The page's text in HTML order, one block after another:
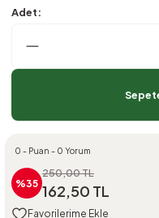
Adet:
0 - Puan - 0 Yorum
%35
250,00 TL
162,50 TL